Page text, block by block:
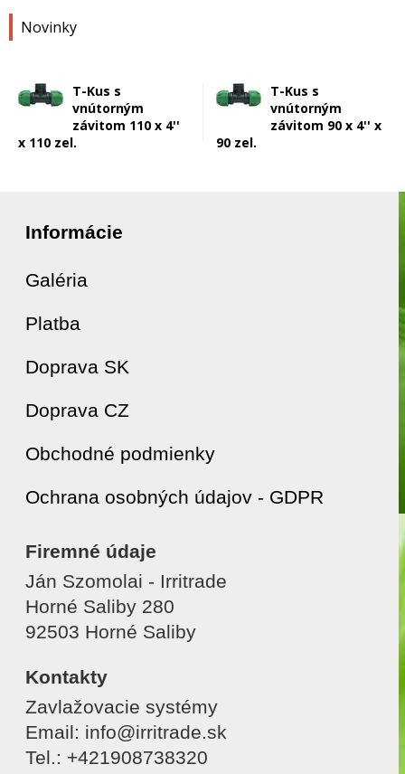
Novinky
T-Kus s
vnútorným
závitom 110 x 4''
x 110 zel.
T-Kus s
vnútorným
závitom 90 x 4'' x
90 zel.
Informácie
Galéria
Platba
Doprava SK
Doprava CZ
Obchodné podmienky
Ochrana osobných údajov - GDPR
Firemné údaje
Ján Szomolai - Irritrade
Horné Saliby 280
92503 Horné Saliby
Kontakty
Zavlažovacie systémy
Email: info@irritrade.sk
Tel.: +421908738320